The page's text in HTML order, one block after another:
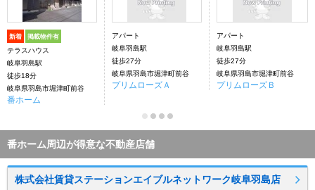
新着 掲載物件有
テラスハウス
岐阜羽島駅
徒歩18分
岐阜県羽島市堀津町前谷
番ホーム
アパート
岐阜羽島駅
徒歩27分
岐阜県羽島市堀津町前谷
プリムローズＡ
アパート
岐阜羽島駅
徒歩27分
岐阜県羽島市堀津町前谷
プリムローズＢ
番ホーム周辺が得意な不動産店舗
株式会社賃貸ステーションエイブルネットワーク岐阜羽島店